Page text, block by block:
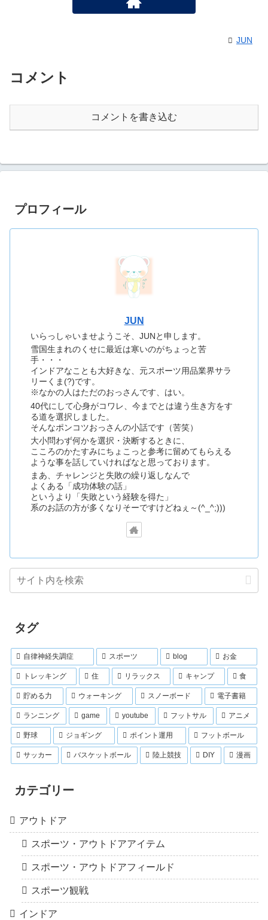
JUN
コメント
コメントを書き込む
プロフィール
JUN
いらっしゃいませようこそ、JUNと申します。
雪国生まれのくせに最近は寒いのがちょっと苦
手・・・
インドアなことも大好きな、元スポーツ用品業界サラ
リーくま(?)です。
※なかの人はただのおっさんです、はい。
40代にして心身がコワレ、今までとは違う生き方をす
る道を選択しました。
そんなポンコツおっさんの小話です（苦笑）
大小問わず何かを選択・決断するときに、
こころのかたすみにちょこっと参考に留めてもらえる
ような事を話していければなと思っております。
まあ、チャレンジと失敗の繰り返しなんで
よくある「成功体験の話」
というより「失敗という経験を得た」
系のお話の方が多くなりそーですけどねぇ～(^_^;)))
タグ
自律神経失調症 スポーツ blog お金
トレッキング 住 リラックス キャンプ 食
貯める力 ウォーキング スノーボード 電子書籍
ランニング game youtube フットサル アニメ
野球 ジョギング ポイント運用 フットボール
サッカー バスケットボール 陸上競技 DIY 漫画
カテゴリー
アウトドア
スポーツ・アウトドアアイテム
スポーツ・アウトドアフィールド
スポーツ観戦
インドア